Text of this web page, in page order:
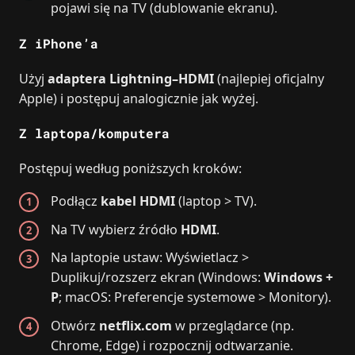
pojawi się na TV (dublowanie ekranu).
Z iPhone’a
Użyj adaptera Lightning–HDMI(najlepiej oficjalny
Apple) i postępuj analogicznie jak wyżej.
Z laptopa/komputera
Postępuj według poniższych kroków:
Podłącz kabel HDMI(laptop > TV).
Na TV wybierz źródło HDMI.
Na laptopie ustaw: Wyświetlacz >
Duplikuj/rozszerz ekran (Windows:Windows +
P; macOS: Preferencje systemowe > Monitory).
Otwórz netflix.com w przeglądarce (np.
Chrome, Edge) i rozpocznij odtwarzanie.